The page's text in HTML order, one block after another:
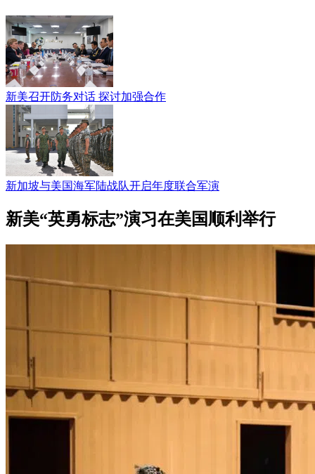
新美召开防务对话 探讨加强合作
新加坡与美国海军陆战队开启年度联合军演
新美“英勇标志”演习在美国顺利举行